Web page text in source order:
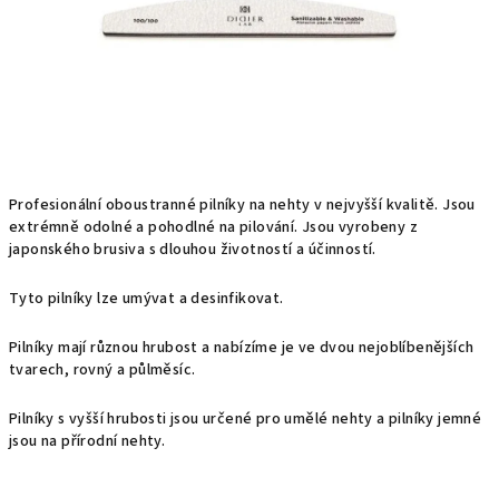
Profesionální oboustranné pilníky na nehty v nejvyšší kvalitě. Jsou
extrémně odolné a pohodlné na pilování. Jsou vyrobeny z
japonského brusiva s dlouhou životností a účinností.
Tyto pilníky lze umývat a desinfikovat.
Pilníky mají různou hrubost a nabízíme je ve dvou nejoblíbenějších
tvarech, rovný a půlměsíc.
Pilníky s vyšší hrubosti jsou určené pro umělé nehty a pilníky jemné
jsou na přírodní nehty.